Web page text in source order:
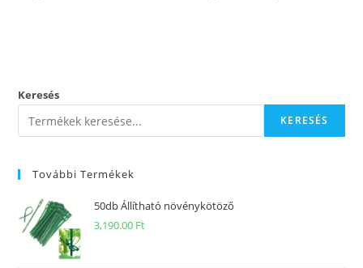
Keresés
KERESÉS
További Termékek
50db Állítható növénykötöző
3,190.00 Ft